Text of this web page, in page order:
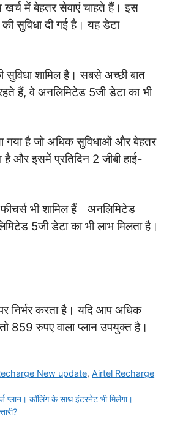
खर्च में बेहतर सेवाएं चाहते हैं। इस
की सुविधा दी गई है। यह डेटा
शामिल है। सबसे अच्छी बात
हैं, वे अनलिमिटेड 5जी डेटा का भी
गया है जो अधिक सुविधाओं और बेहतर
और इसमें प्रतिदिन 2 जीबी हाई-
भी शामिल हैं।
अनलिमिटेड
5जी डेटा का भी लाभ मिलता है।
निर्भर करता है। यदि आप अधिक
859 रुपए वाला प्लान उपयुक्त है।
New update, Airtel Recharge
कॉलिंग के साथ इंटरनेट भी मिलेगा।